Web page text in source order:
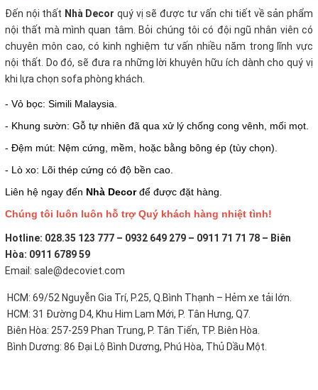
Đến nội thất Nhà Decor quý vị sẽ được tư vấn chi tiết về sản phẩm
nội thất mà mình quan tâm. Bỏi chúng tôi có đội ngũ nhân viên có
chuyên môn cao, có kinh nghiệm tư vấn nhiều năm trong lĩnh vực
nội thất. Do đó, sẽ đưa ra những lời khuyên hữu ích dành cho quý vị
khi lựa chọn sofa phòng khách.
- Vỏ bọc: Simili Malaysia.
- Khung sườn: Gỗ tự nhiên đã qua xử lý chống cong vênh, mối mọt.
- Đệm mút: Nệm cứng, mềm, hoặc bằng bông ép (tùy chọn).
- Lò xo: Lõi thép cứng có độ bền cao.
Liên hệ ngay đến Nhà Decorđể được đặt hàng.
Chúng tôi luôn luôn hỗ trợ Quý khách hàng nhiệt tình!
Hotline: 028.35 123 777 – 0932 649 279 – 0911 71 71 78 – Biên
Hòa: 0911 6789 59
Email: sale@decoviet.com
HCM: 69/52 Nguyễn Gia Trí, P.25, Q.Bình Thạnh – Hẻm xe tải lớn.
HCM: 31 Đường D4, Khu Him Lam Mới, P. Tân Hưng, Q7.
Biên Hòa: 257-259 Phan Trung, P. Tân Tiến, TP. Biên Hòa.
Bình Dương: 86 Đại Lộ Bình Dương, Phú Hòa, Thủ Dầu Một.